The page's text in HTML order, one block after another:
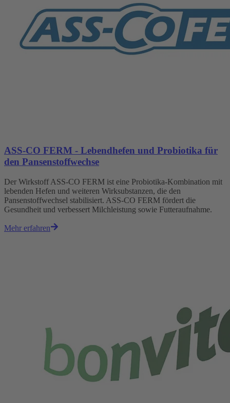
ASS-CO FERM - Lebendhefen und Probiotika für
den Pansenstoffwechse
Der Wirkstoff ASS-CO FERM ist eine Probiotika-Kombination mit
lebenden Hefen und weiteren Wirksubstanzen, die den
Pansenstoffwechsel stabilisiert. ASS-CO FERM fördert die
Gesundheit und verbessert Milchleistung sowie Futteraufnahme.
Mehr erfahren